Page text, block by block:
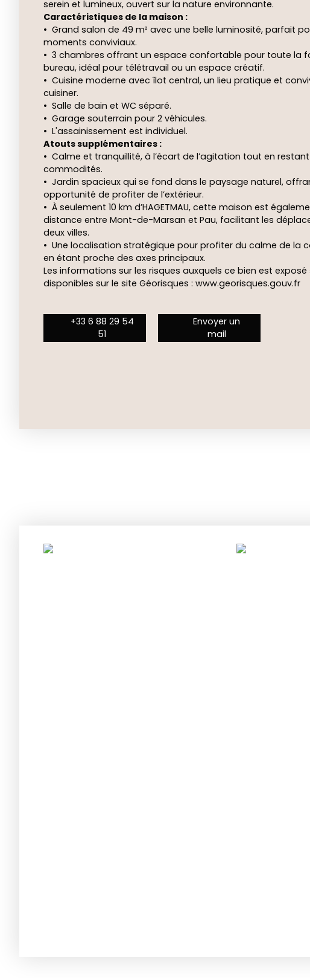
serein et lumineux, ouvert sur la nature environnante.
Caractéristiques de la maison :
Grand salon de 49 m² avec une belle luminosité, parfait
moments conviviaux.
3 chambres offrant un espace confortable pour toute la
bureau, idéal pour télétravail ou un espace créatif.
Cuisine moderne avec îlot central, un lieu pratique et
cuisiner.
Salle de bain et WC séparé.
Garage souterrain pour 2 véhicules.
L'assainissement est individuel.
Atouts supplémentaires :
Calme et tranquillité, à l’écart de l’agitation tout en
commodités.
Jardin spacieux qui se fond dans le paysage naturel,
opportunité de profiter de l’extérieur.
À seulement 10 km d’HAGETMAU, cette maison est
distance entre Mont-de-Marsan et Pau, facilitant les
deux villes.
Une localisation stratégique pour profiter du calme de la
en étant proche des axes principaux.
Les informations sur les risques auxquels ce bien est exposé
disponibles sur le site Géorisques : www.georisques.gouv.fr
+33 6 88 29 54
51
Envoyer un
mail